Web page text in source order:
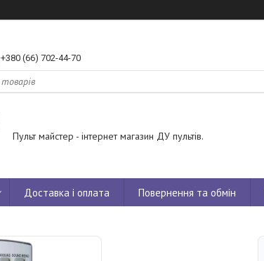
+380 (66) 702-44-70
Пульт майстер - інтернет магазин ДУ пультів.
Доставка і оплата Повернення та обмін